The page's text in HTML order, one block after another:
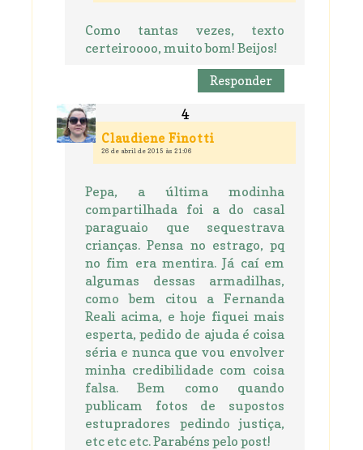
Como tantas vezes, texto
certeiroooo, muito bom! Beijos!
Responder
Claudiene Finotti
26 de abril de 2015 às 21:06
Pepa, a última modinha
compartilhada foi a do casal
paraguaio que sequestrava
crianças. Pensa no estrago, pq
no fim era mentira. Já caí em
algumas dessas armadilhas,
como bem citou a Fernanda
Reali acima, e hoje fiquei mais
esperta, pedido de ajuda é coisa
séria e nunca que vou envolver
minha credibilidade com coisa
falsa. Bem como quando
publicam fotos de supostos
estupradores pedindo justiça,
etc etc etc. Parabéns pelo post!